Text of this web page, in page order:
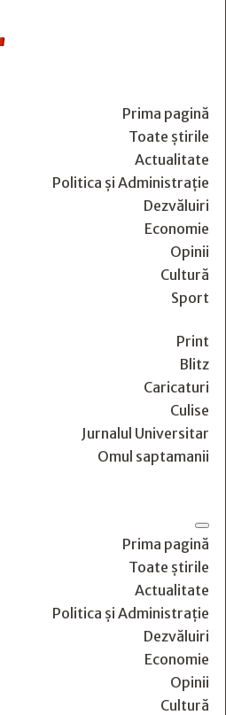
Prima pagină
Toate știrile
Actualitate
Politica și Administrație
Dezvăluiri
Economie
Opinii
Cultură
Sport
Print
Blitz
Caricaturi
Culise
Jurnalul Universitar
Omul saptamanii
Prima pagină
Toate știrile
Actualitate
Politica și Administrație
Dezvăluiri
Economie
Opinii
Cultură